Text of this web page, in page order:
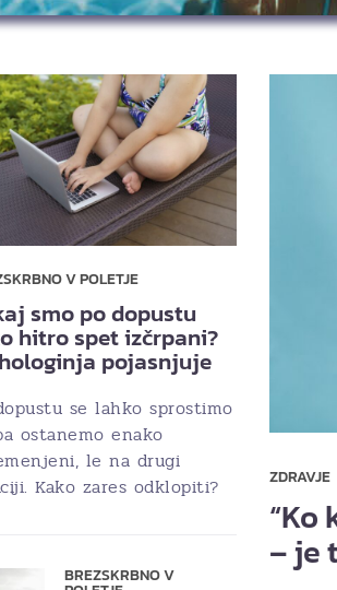
ZDRAVJE
“Ko
– je
V POLETJE
smo po dopustu
hitro spet izčrpani?
pojasnjuje
se lahko sprostimo
ostanemo enako
le na drugi
Kako zares odklopiti?
BREZSKRBNO V